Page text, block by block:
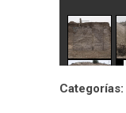
Categorías: